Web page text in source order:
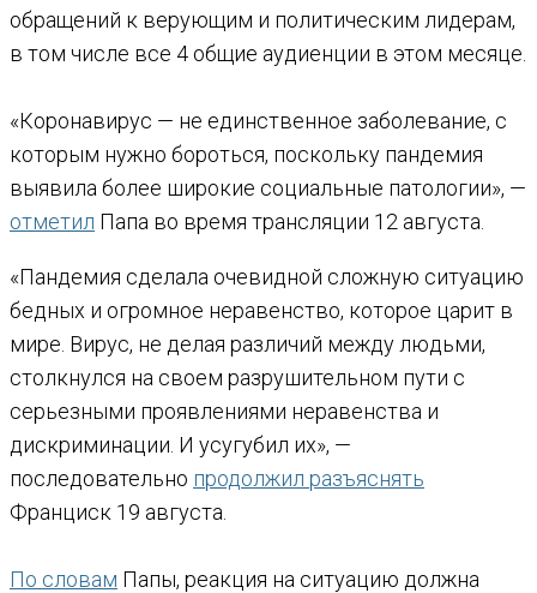
обращений к верующим и политическим лидерам,
в том числе все 4 общие аудиенции в этом месяце.
«Коронавирус — не единственное заболевание, с
которым нужно бороться, поскольку пандемия
выявила более широкие социальные патологии», —
отметил Папа во время трансляции 12 августа.
«Пандемия сделала очевидной сложную ситуацию
бедных и огромное неравенство, которое царит в
мире. Вирус, не делая различий между людьми,
столкнулся на своем разрушительном пути с
серьезными проявлениями неравенства и
дискриминации. И усугубил их», —
последовательно продолжил разъяснять
Франциск 19 августа.
По словам Папы, реакция на ситуацию должна